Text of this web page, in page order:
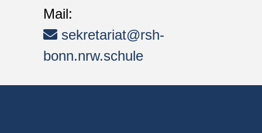
Mail:
sekretariat@rsh-
bonn.nrw.schule